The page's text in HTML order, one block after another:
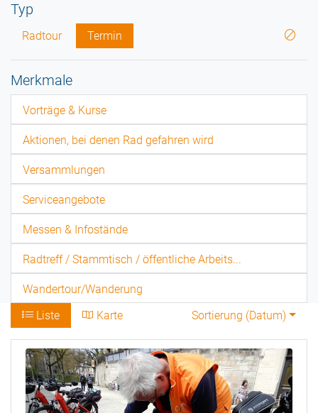
Typ
Radtour Termin
Merkmale
Vorträge & Kurse
Aktionen, bei denen Rad gefahren wird
Versammlungen
Serviceangebote
Messen & Infostände
Radtreff / Stammtisch / öffentliche Arbeits...
Wandertour/Wanderung
Liste
Karte Sortierung (Datum)